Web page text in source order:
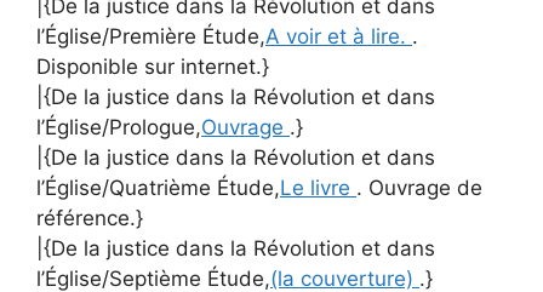
|{De la justice dans la Révolution et dans
l’Église/Première Étude,A voir et à lire. .
Disponible sur internet.}
|{De la justice dans la Révolution et dans
l’Église/Prologue,Ouvrage .}
|{De la justice dans la Révolution et dans
l’Église/Quatrième Étude,Le livre . Ouvrage de
référence.}
|{De la justice dans la Révolution et dans
l’Église/Septième Étude,(la couverture) .}